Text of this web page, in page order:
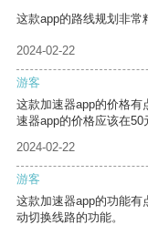
这款app的路线规划非常
2024-02-22
游客
这款加速器app的价格有
速器app的价格应该在50
2024-02-22
游客
这款加速器app的功能有
动切换线路的功能。